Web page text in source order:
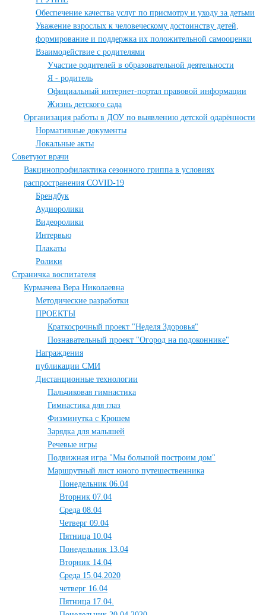
Обеспечение качества услуг по присмотру и уходу за детьми
Уважение взрослых к человеческому достоинству детей,
формирование и поддержка их положительной самооценки
Взаимодействие с родителями
Участие родителей в образовательной деятельности
Я - родитель
Официальный интернет-портал правовой информации
Жизнь детского сада
Организация работы в ДОУ по выявлению детской одарённости
Нормативные документы
Локальные акты
Советуют врачи
Вакцинопрофилактика сезонного гриппа в условиях
распространения COVID-19
Брендбук
Аудиоролики
Видеоролики
Интервью
Плакаты
Ролики
Страничка воспитателя
Курмачева Вера Николаевна
Методические разработки
ПРОЕКТЫ
Краткосрочный проект "Неделя Здоровья"
Познавательный проект "Огород на подоконнике"
Награждения
публикации СМИ
Дистанционные технологии
Пальчиковая гимнастика
Гимнастика для глаз
Физминутка с Крошем
Зарядка для малышей
Речевые игры
Подвижная игра "Мы большой построим дом"
Маршрутный лист юного путешественника
Понедельник 06.04
Вторник 07.04
Среда 08.04
Четверг 09.04
Пятница 10.04
Понедельник 13.04
Вторник 14.04
Среда 15.04.2020
четверг 16.04
Пятница 17.04.